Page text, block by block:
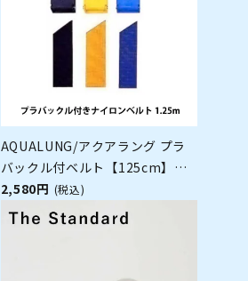
AQUALUNG/アクアラング プラ
バックル付ベルト【125cm】
[80405028]
2,580円 (税込)